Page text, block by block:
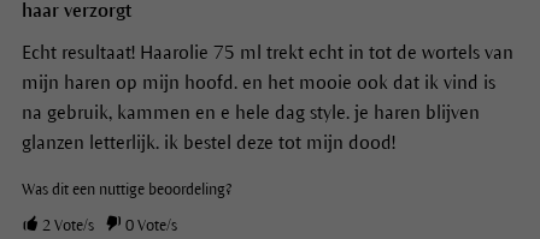
haar verzorgt
Echt resultaat! Haarolie 75 ml trekt echt in tot de wortels van
mijn haren op mijn hoofd. en het mooie ook dat ik vind is
na gebruik, kammen en e hele dag style. je haren blijven
glanzen letterlijk. ik bestel deze tot mijn dood!
Was dit een nuttige beoordeling?
2Vote/s 0Vote/s